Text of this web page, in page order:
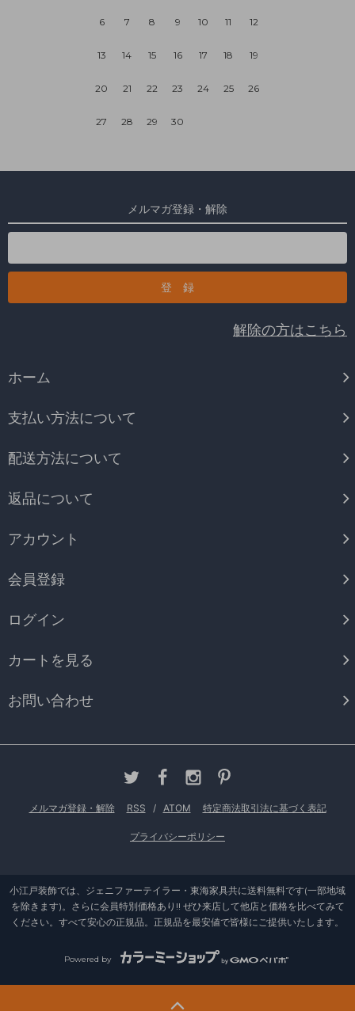
6 7 8 9 10 11 12
13 14 15 16 17 18 19
20 21 22 23 24 25 26
27 28 29 30
メルマガ登録・解除
解除の方はこちら
ホーム
支払い方法について
配送方法について
返品について
アカウント
会員登録
ログイン
カートを見る
お問い合わせ
メルマガ登録・解除 RSS / ATOM 特定商法取引法に基づく表記
プライバシーポリシー
小江戸装飾では、ジェニファーテイラー・東海家具共に送料無料です(一部地域
を除きます)。さらに会員特別価格あり!! ぜひ来店して他店と価格を比べてみて
ください。すべて安心の正規品。正規品を最安値で皆様にご提供いたします。
Powered by